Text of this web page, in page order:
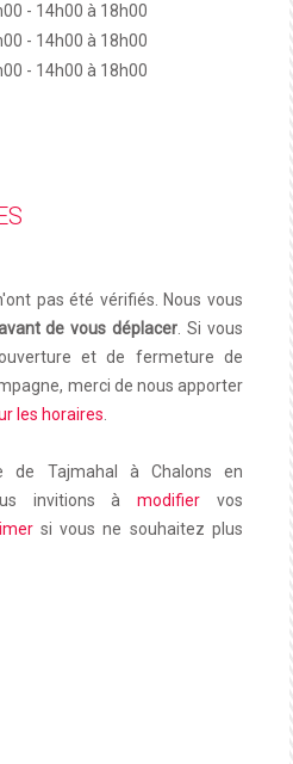
- 14h00 à 18h00
- 14h00 à 18h00
- 14h00 à 18h00
pas été vérifiés. Nous vous
de vous déplacer. Si vous
et de fermeture de
merci de nous apporter
les horaires.
de Tajmahal à Chalons en
invitions àmodifier vos
si vous ne souhaitez plus